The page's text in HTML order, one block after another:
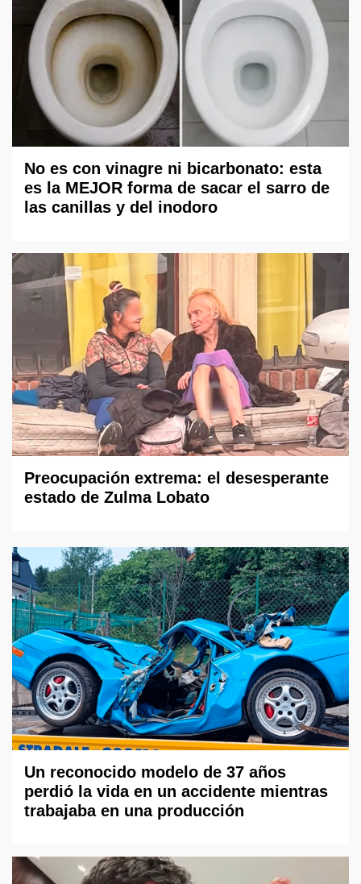
No es con vinagre ni bicarbonato: esta
es la MEJOR forma de sacar el sarro de
las canillas y del inodoro
Preocupación extrema: el desesperante
estado de Zulma Lobato
Un reconocido modelo de 37 años
perdió la vida en un accidente mientras
trabajaba en una producción